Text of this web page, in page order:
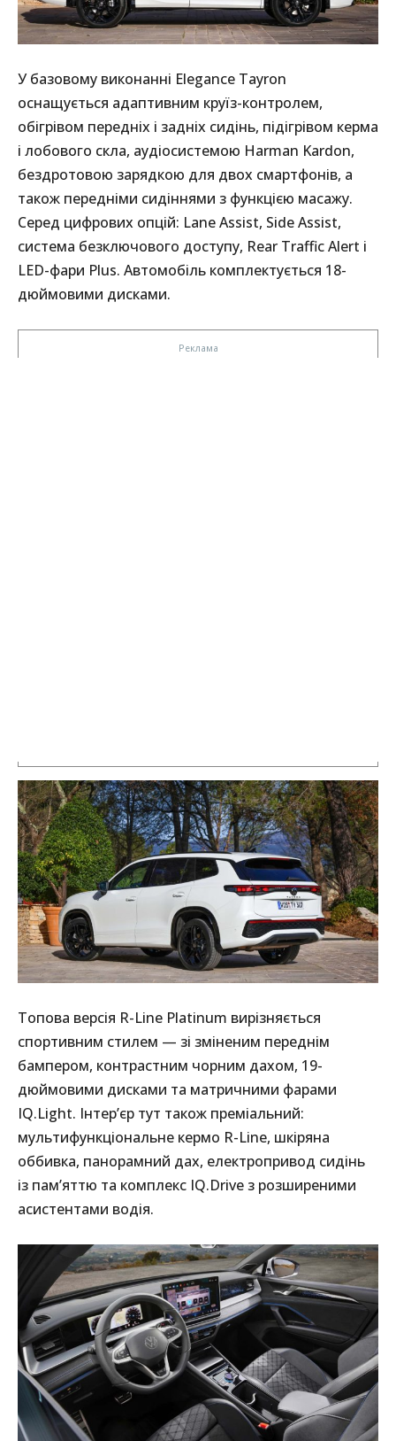
У базовому виконанні Elegance Tayron
оснащується адаптивним круїз-контролем,
обігрівом передніх і задніх сидінь, підігрівом керма
і лобового скла, аудіосистемою Harman Kardon,
бездротовою зарядкою для двох смартфонів, а
також передніми сидіннями з функцією масажу.
Серед цифрових опцій: Lane Assist, Side Assist,
система безключового доступу, Rear Traffic Alert і
LED-фари Plus. Автомобіль комплектується 18-
дюймовими дисками.
Топова версія R-Line Platinum вирізняється
спортивним стилем — зі зміненим переднім
бампером, контрастним чорним дахом, 19-
дюймовими дисками та матричними фарами
IQ.Light. Інтер’єр тут також преміальний:
мультифункціональне кермо R-Line, шкіряна
оббивка, панорамний дах, електропривод сидінь
із пам’яттю та комплекс IQ.Drive з розширеними
асистентами водія.